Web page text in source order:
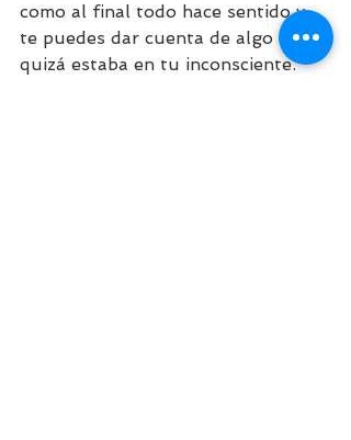
como al final todo hace sentido y
te puedes dar cuenta de algo que
quizá estaba en tu inconsciente.